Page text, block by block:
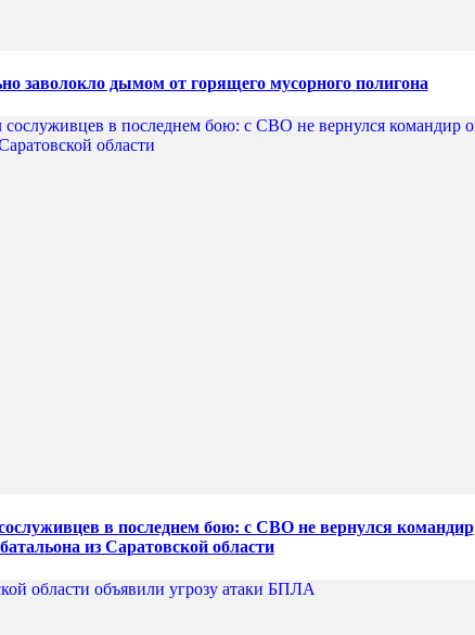
заволокло дымом от горящего мусорного полигона
в последнем бою: с СВО не вернулся командир
из Саратовской области